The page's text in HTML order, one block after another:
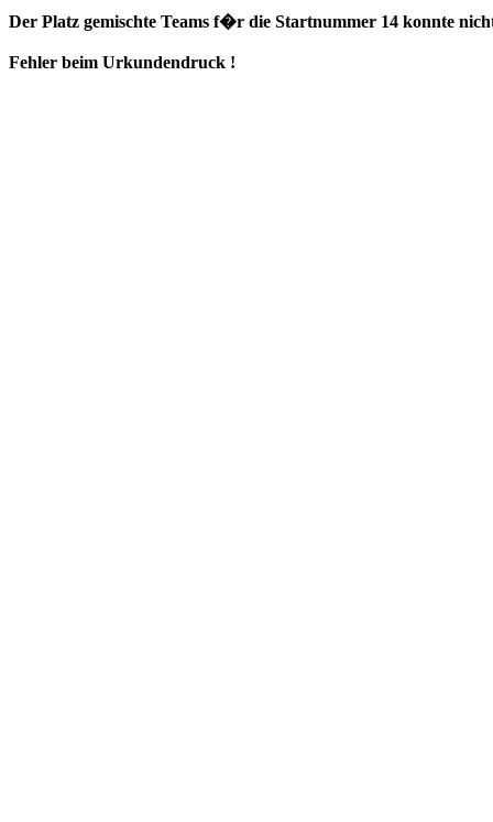
Der Platz gemischte Teams f�r die Startnummer 14 konnte
Fehler beim Urkundendruck !